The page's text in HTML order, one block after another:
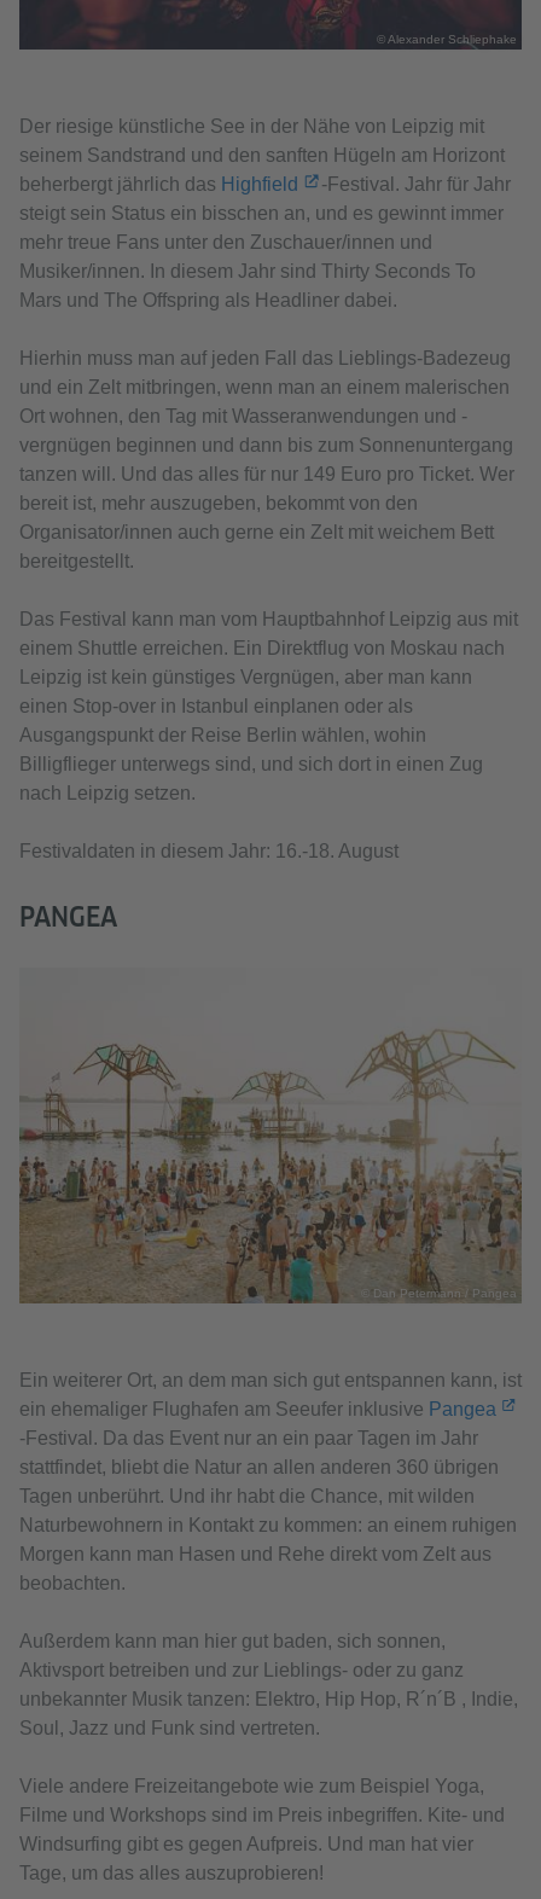
© Alexander Schliephake
Der riesige künstliche See in der Nähe von Leipzig mit
seinem Sandstrand und den sanften Hügeln am Horizont
beherbergt jährlich das Highfield
-Festival. Jahr für Jahr
steigt sein Status ein bisschen an, und es gewinnt immer
mehr treue Fans unter den Zuschauer/innen und
Musiker/innen. In diesem Jahr sind Thirty Seconds To
Mars und The Offspring als Headliner dabei.
Hierhin muss man auf jeden Fall das Lieblings-Badezeug
und ein Zelt mitbringen, wenn man an einem malerischen
Ort wohnen, den Tag mit Wasseranwendungen und -
vergnügen beginnen und dann bis zum Sonnenuntergang
tanzen will. Und das alles für nur 149 Euro pro Ticket. Wer
bereit ist, mehr auszugeben, bekommt von den
Organisator/innen auch gerne ein Zelt mit weichem Bett
bereitgestellt.
Das Festival kann man vom Hauptbahnhof Leipzig aus mit
einem Shuttle erreichen. Ein Direktflug von Moskau nach
Leipzig ist kein günstiges Vergnügen, aber man kann
einen Stop-over in Istanbul einplanen oder als
Ausgangspunkt der Reise Berlin wählen, wohin
Billigflieger unterwegs sind, und sich dort in einen Zug
nach Leipzig setzen.
Festivaldaten in diesem Jahr: 16.-18. August
PANGEA
© Dan Petermann / Pangea
Ein weiterer Ort, an dem man sich gut entspannen kann, ist
ein ehemaliger Flughafen am Seeufer inklusive Pangea
-Festival. Da das Event nur an ein paar Tagen im Jahr
stattfindet, bliebt die Natur an allen anderen 360 übrigen
Tagen unberührt. Und ihr habt die Chance, mit wilden
Naturbewohnern in Kontakt zu kommen: an einem ruhigen
Morgen kann man Hasen und Rehe direkt vom Zelt aus
beobachten.
Außerdem kann man hier gut baden, sich sonnen,
Aktivsport betreiben und zur Lieblings- oder zu ganz
unbekannter Musik tanzen: Elektro, Hip Hop, R´n´B , Indie,
Soul, Jazz und Funk sind vertreten.
Viele andere Freizeitangebote wie zum Beispiel Yoga,
Filme und Workshops sind im Preis inbegriffen. Kite- und
Windsurfing gibt es gegen Aufpreis. Und man hat vier
Tage, um das alles auszuprobieren!